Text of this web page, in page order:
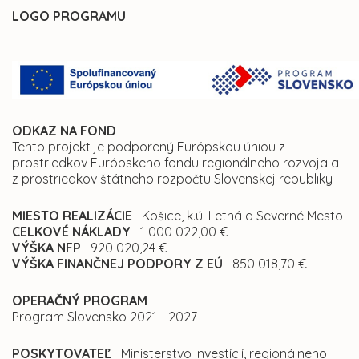
LOGO PROGRAMU
ODKAZ NA FOND
Tento projekt je podporený Európskou úniou z
prostriedkov Európskeho fondu regionálneho rozvoja a
z prostriedkov štátneho rozpočtu Slovenskej republiky
MIESTO REALIZÁCIE Košice, k.ú. Letná a Severné Mesto
CELKOVÉ NÁKLADY 1 000 022,00 €
VÝŠKA NFP
920 020,24 €
VÝŠKA FINANČNEJ PODPORY Z EÚ 850 018,70 €
OPERAČNÝ PROGRAM
Program Slovensko 2021 - 2027
POSKYTOVATEĽ Ministerstvo investícií, regionálneho